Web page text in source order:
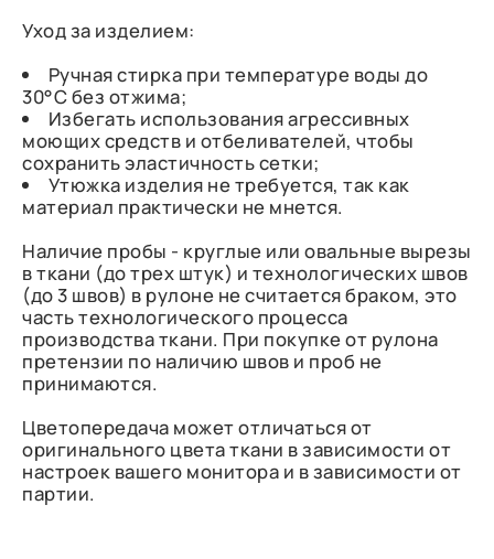
Уход за изделием:
Ручная стирка при температуре воды до
30°C без отжима;
Избегать использования агрессивных
моющих средств и отбеливателей, чтобы
сохранить эластичность сетки;
Утюжка изделия не требуется, так как
материал практически не мнется.
Наличие пробы - круглые или овальные вырезы
в ткани (до трех штук) и технологических швов
(до 3 швов) в рулоне не считается браком, это
часть технологического процесса
производства ткани. При покупке от рулона
претензии по наличию швов и проб не
принимаются.
Цветопередача может отличаться от
оригинального цвета ткани в зависимости от
настроек вашего монитора и в зависимости от
партии.